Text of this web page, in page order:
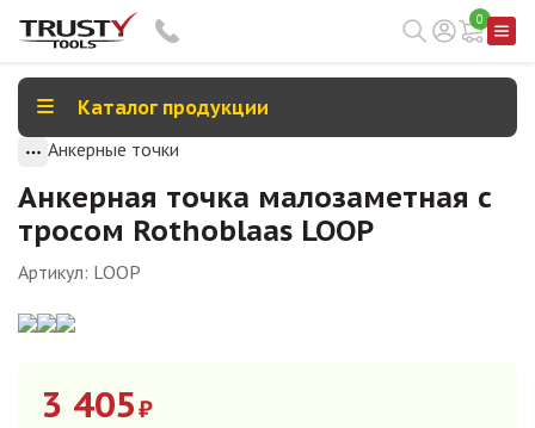
0
Каталог продукции
Анкерные точки
Анкерная точка малозаметная с
тросом Rothoblaas LOOP
Артикул: LOOP
3 405₽